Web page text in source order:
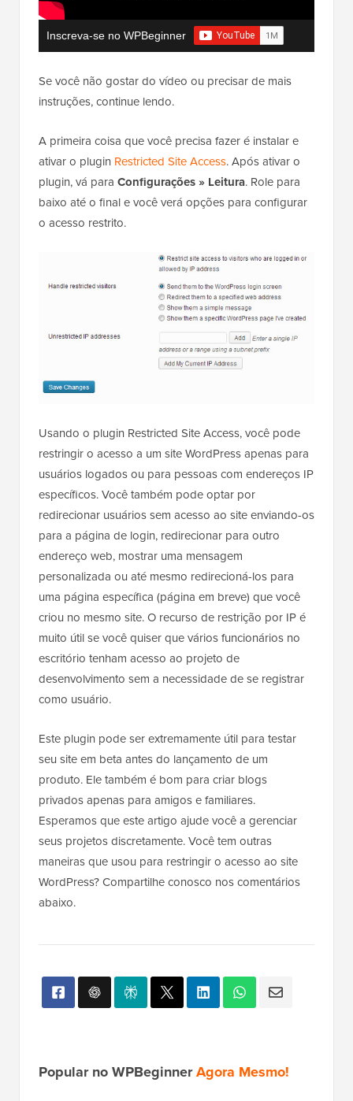
Inscreva-se no WPBeginner
Se você não gostar do vídeo ou precisar de mais
instruções, continue lendo.
A primeira coisa que você precisa fazer é instalar e
ativar o plugin Restricted Site Access. Após ativar o
plugin, vá para Configurações » Leitura. Role para
baixo até o final e você verá opções para configurar
o acesso restrito.
Usando o plugin Restricted Site Access, você pode
restringir o acesso a um site WordPress apenas para
usuários logados ou para pessoas com endereços IP
específicos. Você também pode optar por
redirecionar usuários sem acesso ao site enviando-os
para a página de login, redirecionar para outro
endereço web, mostrar uma mensagem
personalizada ou até mesmo redirecioná-los para
uma página específica (página em breve) que você
criou no mesmo site. O recurso de restrição por IP é
muito útil se você quiser que vários funcionários no
escritório tenham acesso ao projeto de
desenvolvimento sem a necessidade de se registrar
como usuário.
Este plugin pode ser extremamente útil para testar
seu site em beta antes do lançamento de um
produto. Ele também é bom para criar blogs
privados apenas para amigos e familiares.
Esperamos que este artigo ajude você a gerenciar
seus projetos discretamente. Você tem outras
maneiras que usou para restringir o acesso ao site
WordPress? Compartilhe conosco nos comentários
abaixo.
Popular no WPBeginnerAgora Mesmo!